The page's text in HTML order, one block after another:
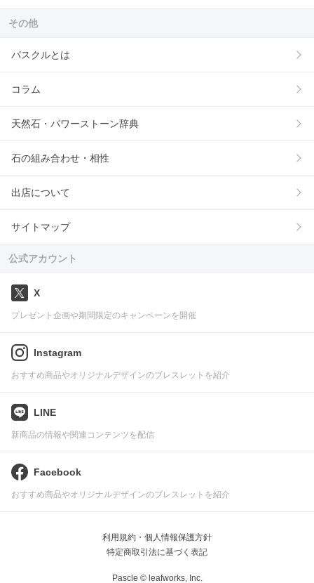
その他
パスクルとは
コラム
天然石・パワーストーン辞典
石の組み合わせ・相性
出店について
サイトマップ
公式アカウント
X
プレゼント企画や期間限定のキャンペーンを開催
Instagram
おすすめ商品やオリジナルデザインのブレスレットを紹介
LINE
新商品の情報や関連コンテンツを配信
Facebook
おすすめ商品やオリジナルデザインのブレスレットを紹介
利用規約・個人情報保護方針
特定商取引法に基づく表記
Pascle © leafworks, Inc.